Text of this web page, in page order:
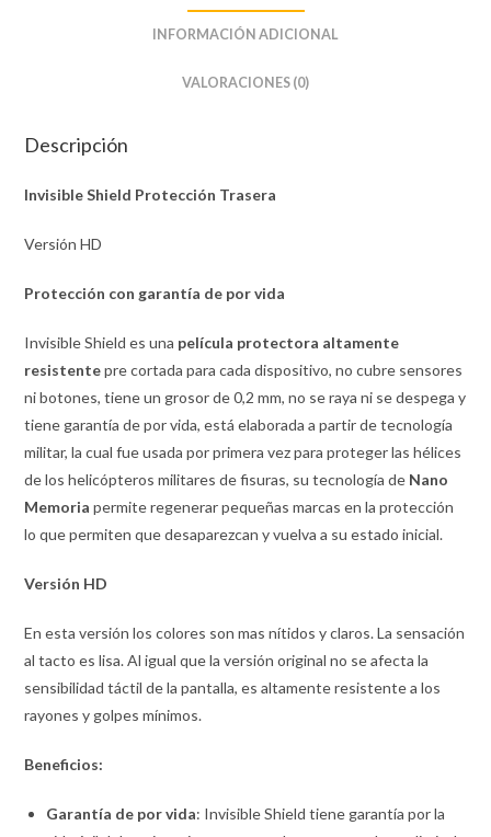
INFORMACIÓN ADICIONAL
VALORACIONES (0)
Descripción
Invisible Shield Protección Trasera
Versión HD
Protección con garantía de por vida
Invisible Shield es una película protectora altamente
resistentepre cortada para cada dispositivo, no cubre sensores
ni botones, tiene un grosor de 0,2 mm, no se raya ni se despega y
tiene garantía de por vida, está elaborada a partir de tecnología
militar, la cual fue usada por primera vez para proteger las hélices
de los helicópteros militares de fisuras, su tecnología de Nano
Memoria permite regenerar pequeñas marcas en la protección
lo que permiten que desaparezcan y vuelva a su estado inicial.
Versión HD
En esta versión los colores son mas nítidos y claros. La sensación
al tacto es lisa. Al igual que la versión original no se afecta la
sensibilidad táctil de la pantalla, es altamente resistente a los
rayones y golpes mínimos.
Beneficios:
Garantía de por vida: Invisible Shield tiene garantía por la